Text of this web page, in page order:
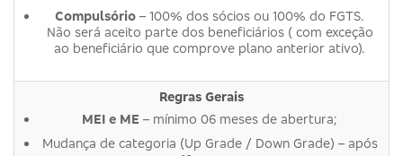
Compulsório – 100% dos sócios ou 100% do FGTS.
Não será aceito parte dos beneficiários ( com exceção
ao beneficiário que comprove plano anterior ativo).
Regras Gerais
MEI e ME – mínimo 06 meses de abertura;
Mudança de categoria (Up Grade / Down Grade) – após